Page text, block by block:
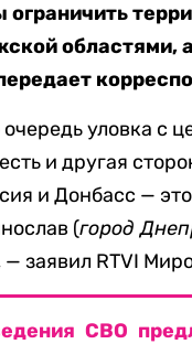
областями,
уловка с
и другая
и Донбасс —
(город
заявил RTVI
СВО